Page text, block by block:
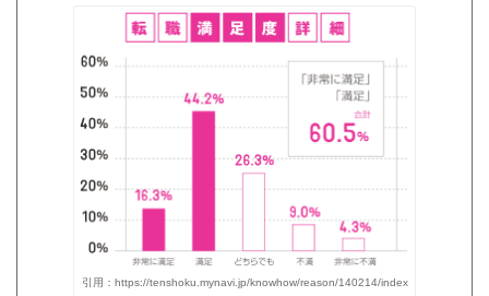
引用：https://tenshoku.mynavi.jp/knowhow/reason/140214/index